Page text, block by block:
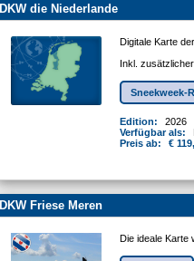
DKW die Niederlande
Digitale Karte
Inkl.
Sneekweek-
Edition:
2026
Verfügbar als:
Preis ab:
€
DKW Friese Meren
Die ideale